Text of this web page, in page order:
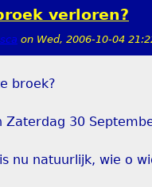
verloren?
on Wed, 2006-10-04
Zaterdag 30
nu natuurlijk, wie o